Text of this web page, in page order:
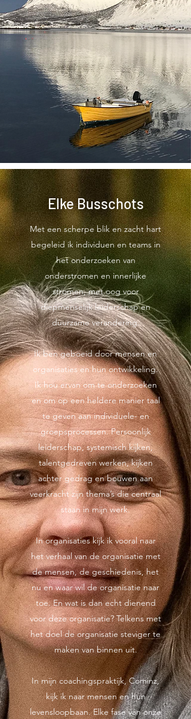
Elke Busschots
Met een scherpe blik en zacht hart
begeleid ik individuen en teams in
het onderzoeken van
onderstromen en innerlijke
stromen, met oog voor
diepmenselijk leiderschap en
duurzame verandering.
Ik ben geboeid doormensen en
organisaties en hun ontwikkeling.
Ik hou ervan om te onderzoeken
en om op een heldere manier taal
te geven aan individuele- en
groepsprocessen. Persoonlijk
leiderschap, systemisch kijken,
talentgedreven werken, kijken
achter gedrag en bouwen aan
veerkracht zijn thema’s die centraal
staan in mijn werk.
In organisaties kijk ik vooral naar
het verhaal van de organisatie met
de mensen, de geschiedenis, het
nu en waar wil de organisatie naar
toe. En wat is dan echt dienend
voor deze organisatie? Telkens met
het doel de organisatie steviger te
maken van binnen uit.
In mijn coachingspraktijk, Cominz,
kijk ik naar mensen en hun
levensloopbaan. Elke fase van onze